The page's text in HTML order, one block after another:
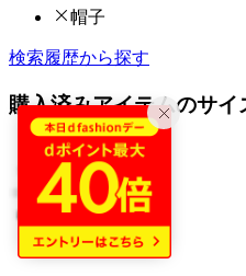
帽子
検索履歴から探す
購入済みアイテムのサイ